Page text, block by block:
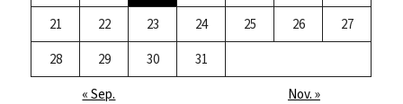
21
22 23 24 25 26
27
28
29 30
31
« Sep.
Nov. »